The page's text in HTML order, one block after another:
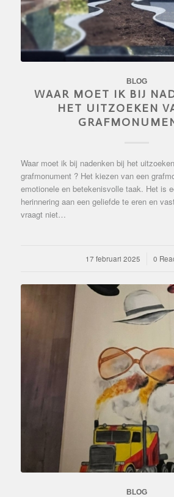
BLOG
WAAR MOET IK BIJ
HET UITZOEKEN
Waar moet ik bij nadenken bij het
grafmonument ? Het kiezen van een
emotionele en betekenisvolle taak. Het is
herinnering aan een geliefde te eren en
vraagt niet…
17 februari 2025
/ 0
BLOG